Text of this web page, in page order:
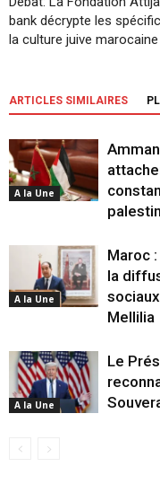
bank décrypte les
la culture juive marocaine
ARTICLES SIMILAIRES
A la Une
A la Une
Maroc
la
Mellilia
A la Une
Le